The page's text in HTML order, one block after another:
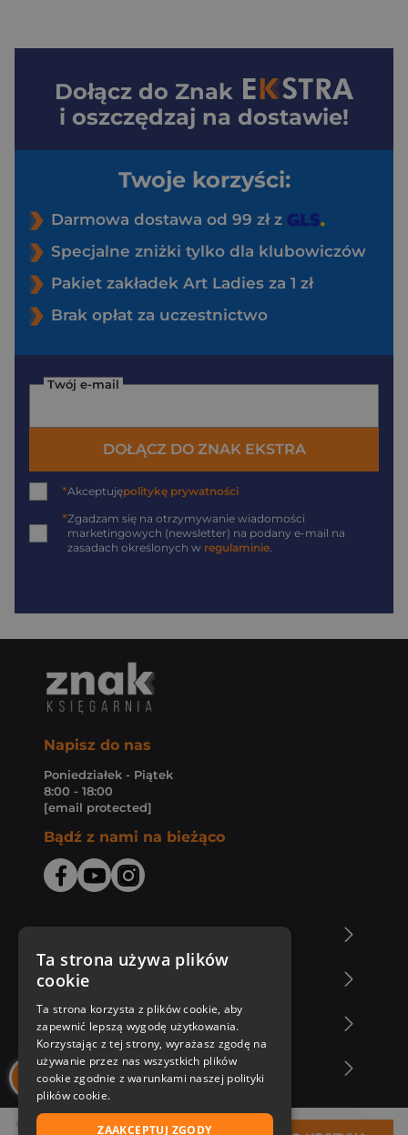
Dołącz do Znak
i oszczędzaj na dostawie!
Twoje korzyści:
Darmowa dostawa od 99 zł z
Specjalne zniżki tylko dla klubowiczów
Pakiet zakładek Art Ladies za 1 zł
Brak opłat za uczestnictwo
Twój e-mail
DOŁĄCZ DO ZNAK EKSTRA
*Akceptujępolitykę prywatności
*Zgadzam się na otrzymywanie wiadomości
marketingowych (newsletter) na podany e-mail na
zasadach określonych w regulaminie
Napisz do nas
Poniedziałek - Piątek
8:00 - 18:00
[email protected]
Bądź z nami na bieżąco
Zakupy u nas
Nasza oferta
Nasi autorzy
Ta strona używa plików
cookie
Ta strona korzysta z plików cookie, aby
zapewnić lepszą wygodę użytkowania.
Korzystając z tej strony, wyrażasz zgodę na
używanie przez nas wszystkich plików
cookie zgodnie z warunkami naszej polityki
plików cookie.
ZAAKCEPTUJ ZGODY